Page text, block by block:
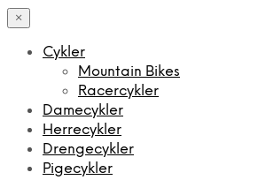
×
Cykler
Mountain Bikes
Racercykler
Damecykler
Herrecykler
Drengecykler
Pigecykler